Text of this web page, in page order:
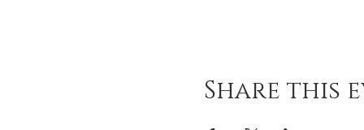
Share this